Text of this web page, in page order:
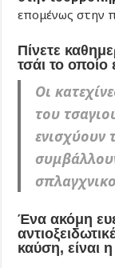
επομένως στην
Πίνετε
τσάι το οποίο
Οι
του
ενισχύουν
Ένα ακόμη
καύση, είναι